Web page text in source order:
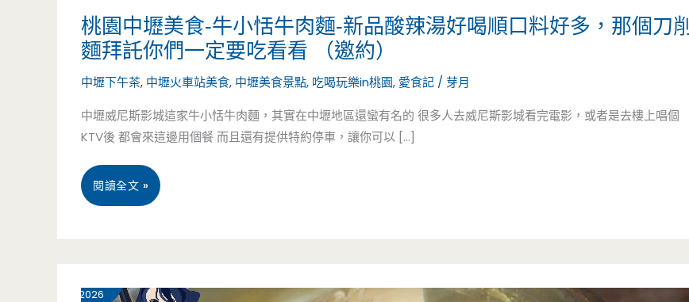
桃園中壢美食-牛小恬牛肉麵-新品酸辣湯好喝順口料好多，那個刀削
麵拜託你們一定要吃看看 （邀約）
中壢下午茶, 中壢火車站美食, 中壢美食景點, 吃喝玩樂in桃園, 愛食記 /芽月
中壢威尼斯影城這家牛小恬牛肉麵，其實在中壢地區還蠻有名的 很多人去威尼斯影城看完電影，或者是去樓上唱個
KTV後 都會來這邊用個餐 而且還有提供特約停車，讓你可以 […]
桃
壢
閱讀全文 »
2026